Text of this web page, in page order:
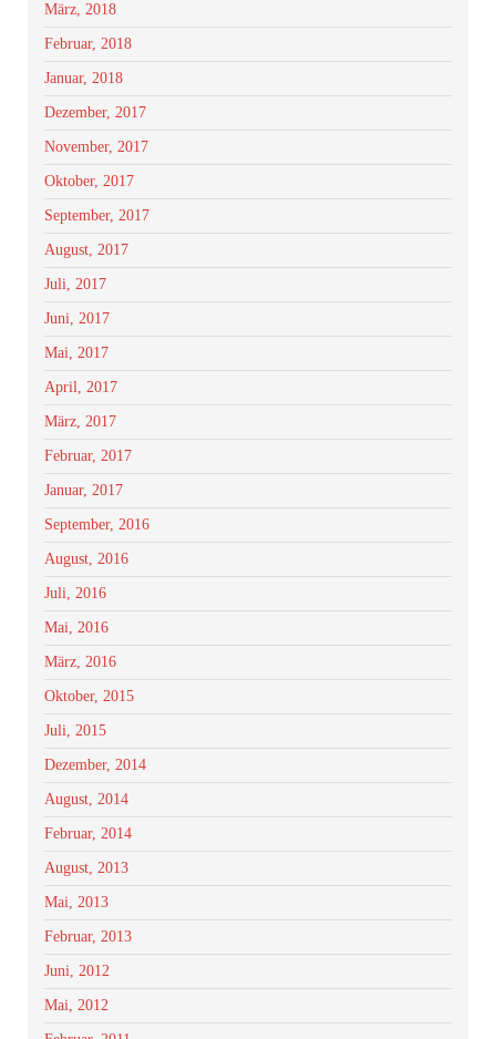
März, 2018
Februar, 2018
Januar, 2018
Dezember, 2017
November, 2017
Oktober, 2017
September, 2017
August, 2017
Juli, 2017
Juni, 2017
Mai, 2017
April, 2017
März, 2017
Februar, 2017
Januar, 2017
September, 2016
August, 2016
Juli, 2016
Mai, 2016
März, 2016
Oktober, 2015
Juli, 2015
Dezember, 2014
August, 2014
Februar, 2014
August, 2013
Mai, 2013
Februar, 2013
Juni, 2012
Mai, 2012